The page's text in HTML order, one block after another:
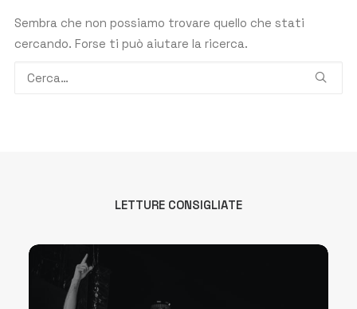
GET THE APP
Sembra che non possiamo trovare quello che stati
cercando. Forse ti può aiutare la ricerca.
LETTURE CONSIGLIATE